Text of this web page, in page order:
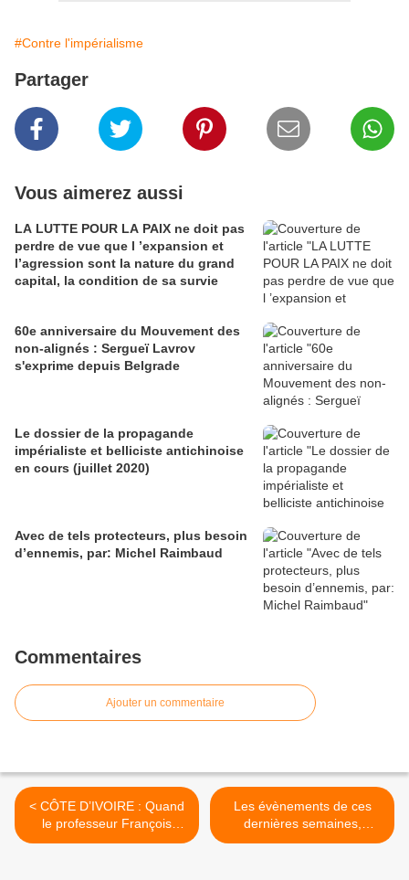
#Contre l'impérialisme
Partager
Vous aimerez aussi
LA LUTTE POUR LA PAIX ne doit pas
perdre de vue que l ’expansion et
l’agression sont la nature du grand
capital, la condition de sa survie
60e anniversaire du Mouvement des
non-alignés : Sergueï Lavrov
s'exprime depuis Belgrade
Le dossier de la propagande
impérialiste et belliciste antichinoise
en cours (juillet 2020)
Avec de tels protecteurs, plus besoin
d’ennemis, par: Michel Raimbaud
Commentaires
Ajouter un commentaire
< CÔTE D’IVOIRE : Quand
le professeur François
Fillon fait son cours, à
Les évènements de ces
dernières semaines,
commentées dans les